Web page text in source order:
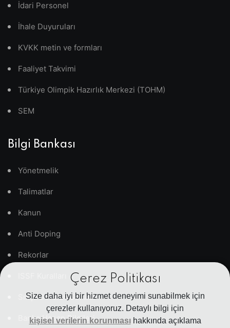
Çerez Politikası
Size daha iyi bir hizmet deneyimi sunabilmek için
çerezler kullanıyoruz. Detaylı bilgi için
kişisel verilerin korunmasıhakkında açıklama
İdari Personel
İhale Duyuruları
KVKK metin ve formları
Faaliyet Takvimi
Türkiye Olimpik Hazırlık Merkezi (TOHM)
SEM
Bilgi Bankası
Yönetmelik
Talimatlar
Kanun
Anti Doping
Rekorlar
Sıkça Sorulan Sorular
Banka Hesap Bilgileri